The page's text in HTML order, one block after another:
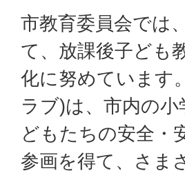
市教育委員会では
て、放課後子ども
化に努めています
ラブ)は、市内の
どもたちの安全・
参画を得て、さま